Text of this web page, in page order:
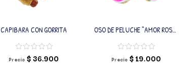
CAPIBARA CON GORRITA
Precio $ 36.900
OSO DE PELUCHE “AMOR ROSA”
CON LUCES
Precio $19.000